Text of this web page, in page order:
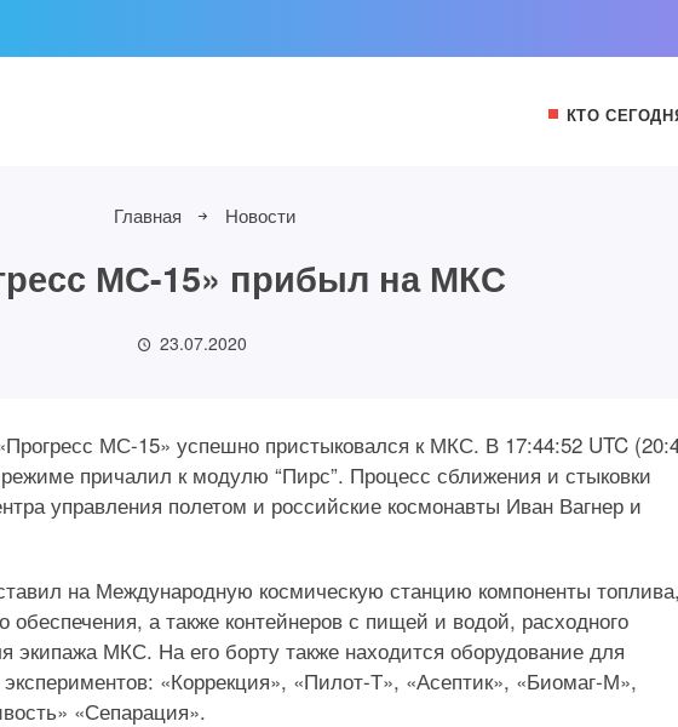
КТО
Главная Новости
МС-15» прибыл на МКС
23.07.2020
МС-15» успешно пристыковался к МКС. В 17:44:52 UTC
причалил к модулю “Пирс”. Процесс сближения и стыковки
управления полетом и российские космонавты Иван Вагнер и
на Международную космическую станцию компоненты
обеспечения, а также контейнеров с пищей и водой, расходного
экипажа МКС. На его борту также находится оборудование для
«Коррекция», «Пилот-Т», «Асептик», «Биомаг-М»,
«Сепарация».